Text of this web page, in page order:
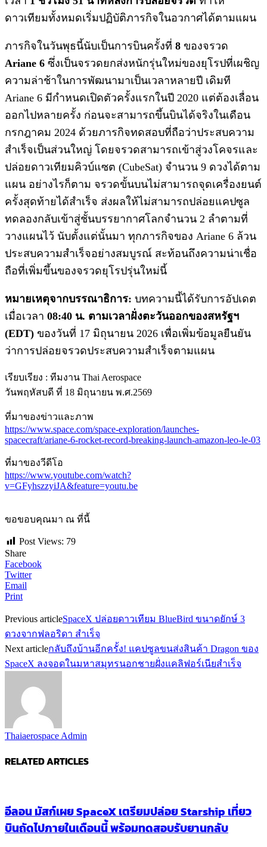
ดาวเทียมทั้งหมดเริ่มปฏิบัติภารกิจในอวกาศได้ตามแผน
ภารกิจในวันพุธนี้นับเป็นการบินครั้งที่ 8 ของจรวด
Ariane 6 ซึ่งเป็นจรวดยกส่งหนักรุ่นใหม่ของยุโรปที่เผชิญ
ความล่าช้าในการพัฒนามาเป็นเวลาหลายปี เดิมที
Ariane 6 มีกำหนดเปิดตัวครั้งแรกในปี 2020 แต่ต้องเลื่อน
ออกไปหลายครั้ง ก่อนจะสามารถขึ้นบินได้จริงในเดือน
กรกฎาคม 2024 ด้วยภารกิจทดสอบที่ถือว่าประสบความ
สำเร็จเป็นส่วนใหญ่ โดยจรวดสามารถเข้าสู่วงโคจรและ
ปล่อยดาวเทียมคิวบ์แซต (CubeSat) จำนวน 9 ดวงได้ตาม
แผน อย่างไรก็ตาม จรวดขั้นบนไม่สามารถจุดเครื่องยนต์
ครั้งสุดท้ายได้สำเร็จ ส่งผลให้ไม่สามารถปล่อยแคปซูล
ทดลองกลับเข้าสู่ชั้นบรรยากาศโลกจำนวน 2 ลำตามที่
วางแผนไว้ นับตั้งแต่นั้นมา ทุกภารกิจของ Ariane 6 ล้วน
ประสบความสำเร็จอย่างสมบูรณ์ สะท้อนถึงความน่าเชื่อ
ถือที่เพิ่มขึ้นของจรวดยุโรปรุ่นใหม่นี้
หมายเหตุจากบรรณาธิการ: บทความนี้ได้รับการอัปเดต
เมื่อเวลา 08:40 น. ตามเวลาฝั่งตะวันออกของสหรัฐฯ
(EDT) ของวันที่ 17 มิถุนายน 2026 เพื่อเพิ่มข้อมูลยืนยัน
ว่าการปล่อยจรวดประสบความสำเร็จตามแผน
เรียบเรียง : ทีมงาน Thai Aerospace
วันพฤหัสบดี ที่ 18 มิถุนายน พ.ศ.2569
ที่มาของข่าวและภาพ
https://www.space.com/space-exploration/launches-
spacecraft/ariane-6-rocket-record-breaking-launch-amazon-leo-le-03
ที่มาของวีดีโอ
https://www.youtube.com/watch?
v=GFyhszzyiJA&feature=youtu.be
ขอขอบคุณมา ณ ที่นี้
Post Views: 79
Share
Facebook
Twitter
Email
Print
Previous articleSpaceX ปล่อยดาวเทียม BlueBird ขนาดยักษ์ 3
ดวงจากฟลอริดา สำเร็จ
Next articleกลับถึงบ้านอีกครั้ง! แคปซูลขนส่งสินค้า Dragon ของ
SpaceX ลงจอดในมหาสมุทรนอกชายฝั่งแคลิฟอร์เนียสำเร็จ
Thaiaerospace Admin
RELATED ARTICLES
อีลอน มัสก์เผย SpaceX เตรียมปล่อย Starship เที่ยว
บินถัดไปภายในเดือนนี้ พร้อมทดสอบรับยานกลับ